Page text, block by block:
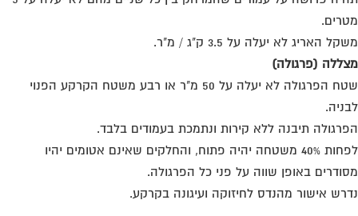
האריג לא יעלה על 3.5 ק"ג / מ"ר.
(פרגולה)
שטח הפרגולה לא יעלה על 50 מ"ר או רבע משטח הקרקע הפנוי
תיבנה ללא קירות ונתמכת בעמודים בלבד.
לפחות 40% משטחה יהיה פתוח, והחלקים שאינם אטומים יהיו
באופן שווה על פני כל הפרגולה.
אישור מהנדס לחיזוקה ועיגונה בקרקע.